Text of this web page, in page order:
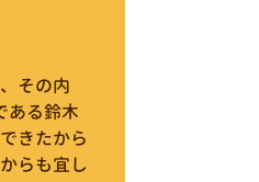
その内
ある鈴木
きたから
らも宜し